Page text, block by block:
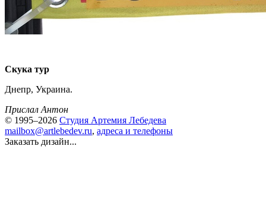
Скука тур
Днепр, Украина.
Прислал Антон
© 1995–2026 Студия Артемия Лебедева
mailbox@artlebedev.ru, адреса и телефоны
Заказать дизайн...